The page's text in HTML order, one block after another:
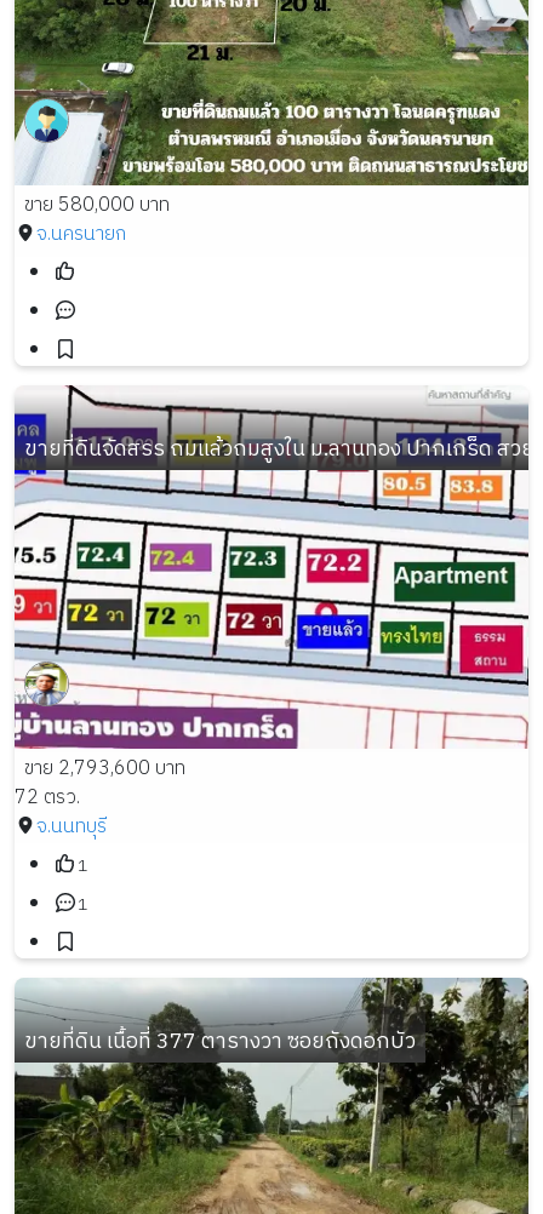
ขาย 580,000 บาท
จ.นครนายก
ขายที่ดินจัดสรร ถมแล้วถมสูงใน ม.ลานทอง ปากเกร็ด สว
ขาย 2,793,600 บาท
72 ตรว.
จ.นนทบุรี
1
1
ขายที่ดิน เนื้อที่ 377 ตารางวา ซอยถังดอกบัว